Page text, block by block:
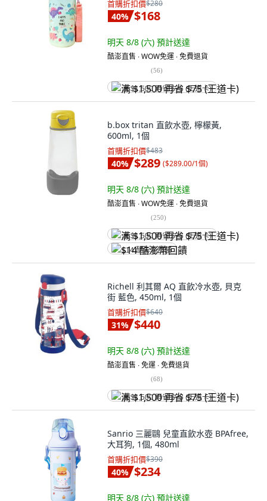
首購折扣價$280
40% $168
明天 8/8 (六) 預計送達
酷澎直售 ∙ WOW免運 ∙ 免費退貨
(56)
满 $1,500 再省 $75 (王道卡)
b.box tritan 直飲水壺, 檸檬黃,
600ml, 1個
首購折扣價$483
40% $289 ($289.00/1個)
明天 8/8 (六) 預計送達
酷澎直售 ∙ WOW免運 ∙ 免費退貨
(250)
满 $1,500 再省 $75 (王道卡)
$14 酷澎幣回饋
Richell 利其爾 AQ 直飲冷水壺, 貝克
街 藍色, 450ml, 1個
首購折扣價$640
31% $440
明天 8/8 (六) 預計送達
酷澎直售 ∙ 免運 ∙ 免費退貨
(68)
满 $1,500 再省 $75 (王道卡)
Sanrio 三麗鷗 兒童直飲水壺 BPAfree,
大耳狗, 1個, 480ml
首購折扣價$390
40% $234
明天 8/8 (六) 預計送達